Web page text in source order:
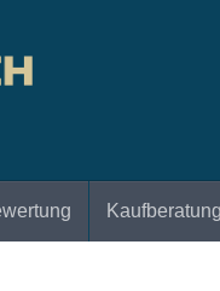
Kaufberatung